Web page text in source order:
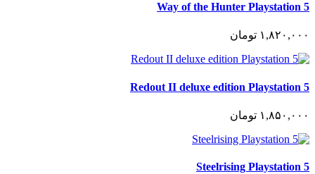
Way of the Hunter Playstation 5
١,٨٢٠,٠٠٠ تومان
Redout II deluxe edition Playstation 5
١,٨۵٠,٠٠٠ تومان
Steelrising Playstation 5